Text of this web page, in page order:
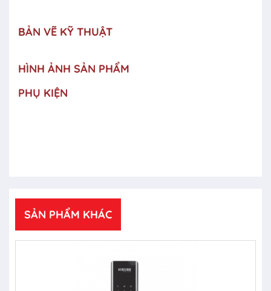
BẢN VẼ KỸ THUẬT
HÌNH ẢNH SẢN PHẨM
PHỤ KIỆN
SẢN PHẨM KHÁC